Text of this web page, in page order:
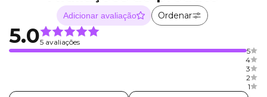
Adicionar avaliação Ordenar
5.05 avaliações
5
4
3
2
1